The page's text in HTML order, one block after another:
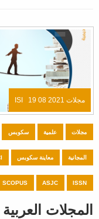
مجلات ISI 19 08 2021
مجلات علمية سكوبس
المجانية معاينة سكوبس
ISSN
ASJC
SCOPUS
المجلات